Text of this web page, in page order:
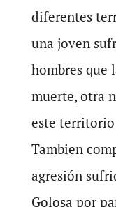
diferentes
una joven
hombres que
muerte, otra
este
Tambien
agresión
Golosa por